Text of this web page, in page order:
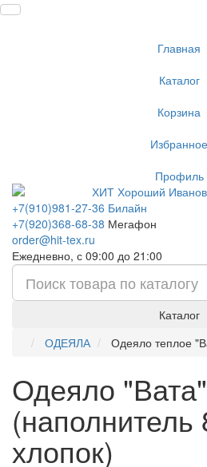
Главная
Каталог
Корзина
Избранное
Профиль
+7(910)981-27-36 Билайн
+7(920)368-68-38 Мегафон
order@hit-tex.ru
Ежедневно, с 09:00 до 21:00
Каталог
ОДЕЯЛА
Одеяло теплое
Одеяло "Вата"
(наполнитель
хлопок)